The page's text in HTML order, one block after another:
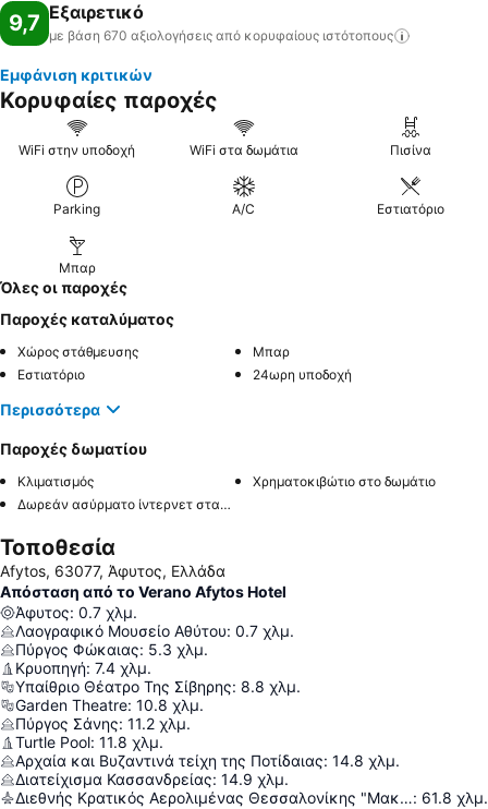
9,7 Εξαιρετικό
με βάση 670 αξιολογήσεις από κορυφαίους ιστότοπους
Εμφάνιση κριτικών
Κορυφαίες παροχές
WiFi στην υποδοχή WiFi στα δωμάτια Πισίνα
Parking A/C Εστιατόριο
Μπαρ
Όλες οι παροχές
Παροχές καταλύματος
Χώρος στάθμευσης
Μπαρ
Εστιατόριο
24ωρη υποδοχή
Περισσότερα
Παροχές δωματίου
Κλιματισμός
Χρηματοκιβώτιο στο δωμάτιο
Δωρεάν ασύρματο ίντερνετ στα δωμάτια
Τοποθεσία
Afytos, 63077, Άφυτος, Ελλάδα
Απόσταση από το Verano Afytos Hotel
Άφυτος: 0.7 χλμ.
Λαογραφικό Μουσείο Αθύτου: 0.7 χλμ.
Πύργος Φώκαιας: 5.3 χλμ.
Κρυοπηγή: 7.4 χλμ.
Υπαίθριο Θέατρο Της Σίβηρης: 8.8 χλμ.
Garden Theatre: 10.8 χλμ.
Πύργος Σάνης: 11.2 χλμ.
Turtle Pool: 11.8 χλμ.
Αρχαία και Βυζαντινά τείχη της Ποτίδαιας: 14.8 χλμ.
Διατείχισμα Κασσανδρείας: 14.9 χλμ.
Διεθνής Κρατικός Αερολιμένας Θεσσαλονίκης "Μακεδονία": 61.8 χλμ.